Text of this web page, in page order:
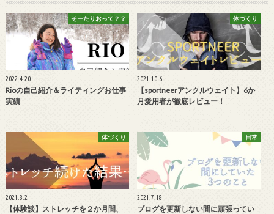
そーたりおって？？
2022.4.20
Rioの自己紹介＆ライティングお仕事
実績
体づくり
2021.10.6
【sportneerアンクルウェイト】6か
月愛用者が徹底レビュー！
体づくり
2021.8.2
【体験談】ストレッチを２か月間、
日常
2021.7.18
ブログを更新しない間に頑張ってい